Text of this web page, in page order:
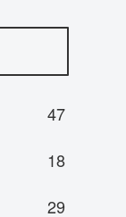
47
18
29